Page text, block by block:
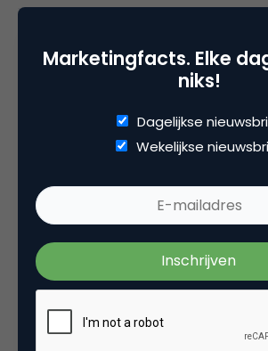
gmail
Youri Klijn
welke in de huidige tijd tot zijn
Marketingfacts. Elke
niks!
Dagelijkse
Wekelijkse